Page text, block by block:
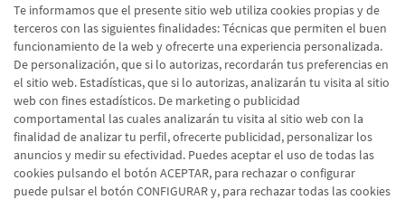
Te informamos que el presente sitio web utiliza cookies propias y de
terceros con las siguientes finalidades: Técnicas que permiten el buen
funcionamiento de la web y ofrecerte una experiencia personalizada.
De personalización, que si lo autorizas, recordarán tus preferencias en
el sitio web. Estadísticas, que si lo autorizas, analizarán tu visita al sitio
web con fines estadísticos. De marketing o publicidad
comportamental las cuales analizarán tu visita al sitio web con la
finalidad de analizar tu perfil, ofrecerte publicidad, personalizar los
anuncios y medir su efectividad. Puedes aceptar el uso de todas las
cookies pulsando el botón ACEPTAR, para rechazar o configurar
puede pulsar el botón CONFIGURAR y, para rechazar todas las cookies
La cartera deberá tenerun
mínimo de 3 valores.
Compra y vende cuando
desees.
Además,podrás seguir tu
posición en la Clasificación
General y Mensual.